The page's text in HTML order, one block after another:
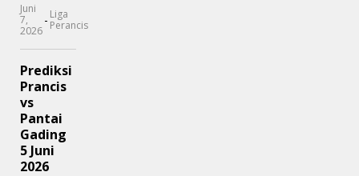
Juni
7,
2026
- Liga
Perancis
Prediksi
Prancis
vs
Pantai
Gading
5 Juni
2026